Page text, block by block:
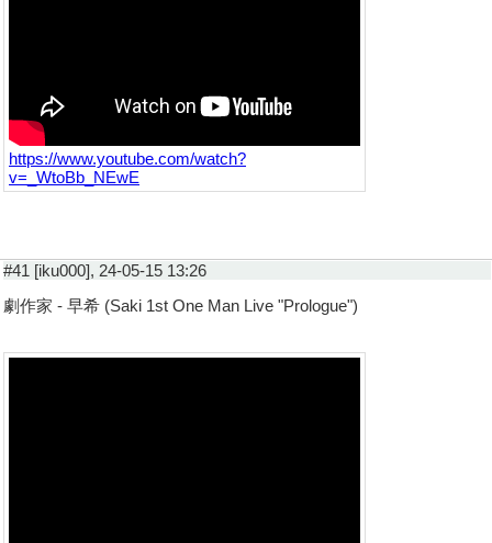
https://www.youtube.com/watch?
v=_WtoBb_NEwE
#41 [iku000], 24-05-15 13:26
劇作家 - 早希 (Saki 1st One Man Live "Prologue")